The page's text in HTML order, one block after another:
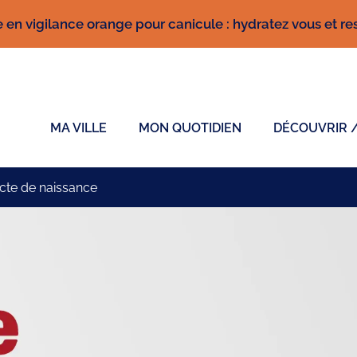
en vigilance orange pour canicule : hydratez vous et
MA VILLE MON QUOTIDIEN DÉCOUVRIR
de naissance